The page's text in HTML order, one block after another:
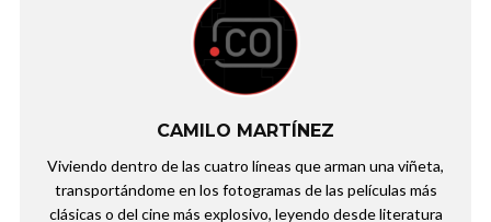
CAMILO MARTÍNEZ
Viviendo dentro de las cuatro líneas que arman una viñeta,
transportándome en los fotogramas de las películas más
clásicas o del cine más explosivo, leyendo desde literatura